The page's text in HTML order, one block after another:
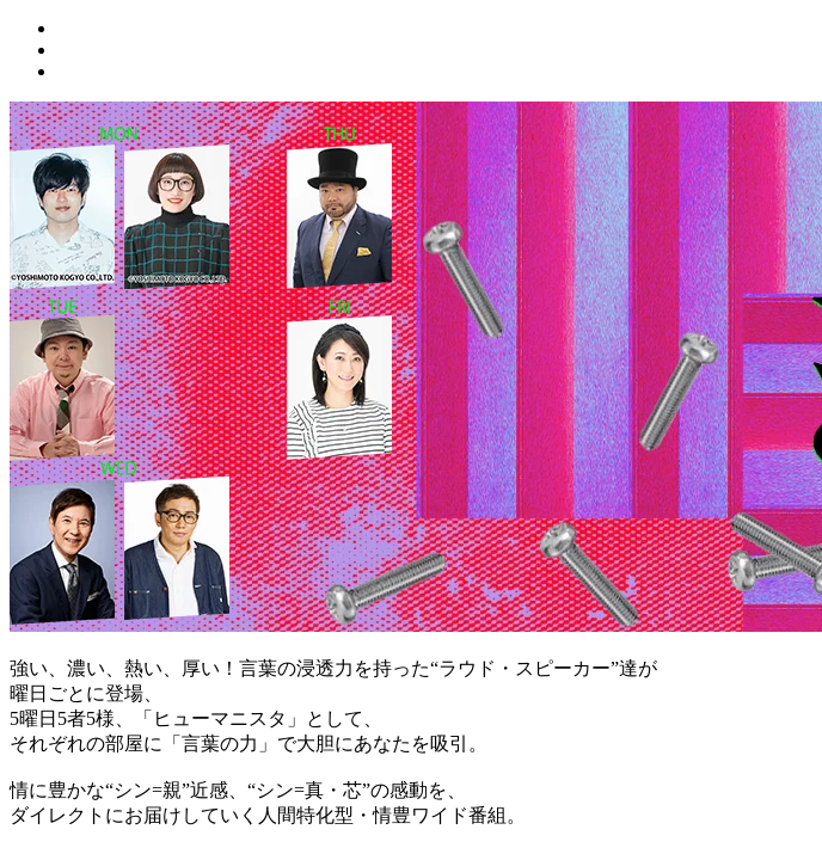
強い、濃い、熱い、厚い！言葉の浸透力を持った“ラウド・スピーカー”達が
曜日ごとに登場、
5曜日5者5様、「ヒューマニスタ」として、
それぞれの部屋に「言葉の力」で大胆にあなたを吸引。
情に豊かな“シン=親”近感、“シン=真・芯”の感動を、
ダイレクトにお届けしていく人間特化型・情豊ワイド番組。